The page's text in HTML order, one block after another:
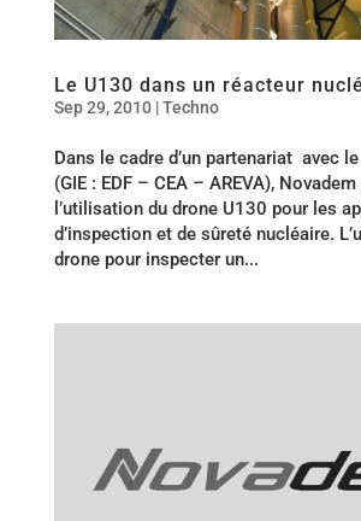
Le U130 dans un réacteur
Sep 29, 2010|Techno
Dans le cadre d’un partenariat avec
(GIE : EDF – CEA – AREVA),
l’utilisation du drone U130 pour les
d’inspection et de sûreté nucléaire.
drone pour inspecter un...